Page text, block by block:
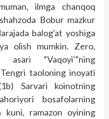
ilmga chanqoq
Bobur mazkur
balog'at yoshiga
olish mumkin. Zero,
“Vaqoyi'”ning
taoloning inoyati
Sarvari koinotning
bosafolarning
kuni, ramazon oyining